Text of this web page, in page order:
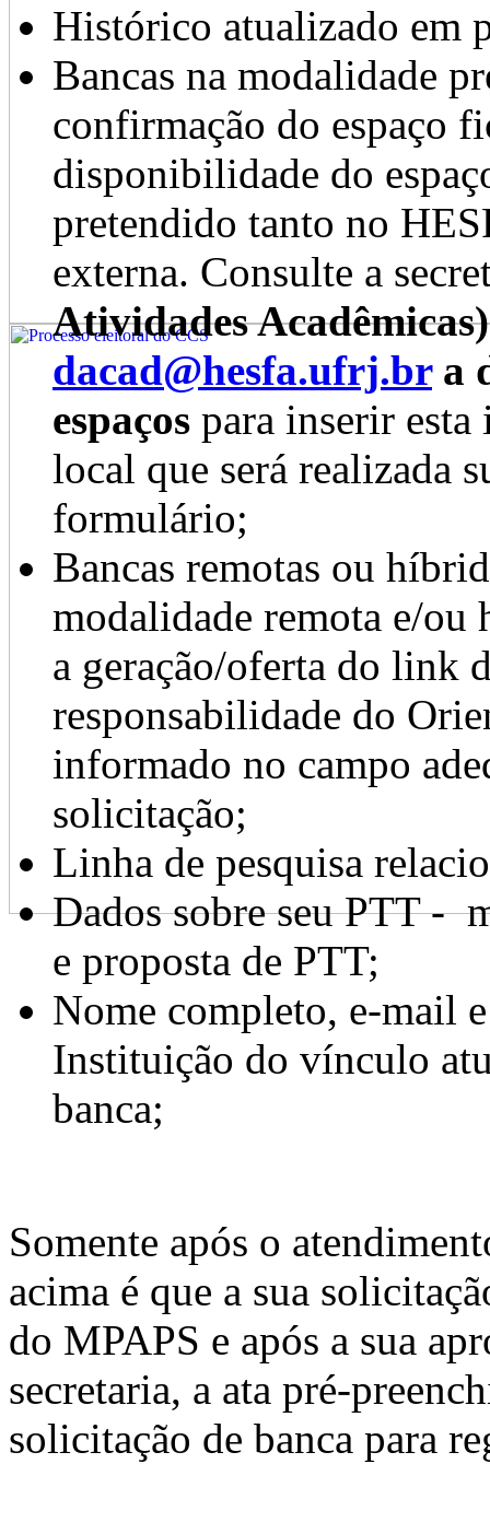
Histórico atualizado em
Bancas na modalidade
confirmação do espaço
disponibilidade do
pretendido tanto no
externa. Consulte a
Atividades
dacad@hesfa.ufrj.bra
espaços para inserir
local que será realizada
formulário;
Bancas remotas ou
modalidade remota e/ou
a geração/oferta do link
responsabilidade do
informado no campo
solicitação;
Linha de pesquisa
Dados sobre seu PTT -
e proposta de PTT;
Nome completo, e-mail
Instituição do vínculo
banca;
Somente após o
acima é que a sua
do MPAPS e após a sua
secretaria, a ata pré-
solicitação de banca para